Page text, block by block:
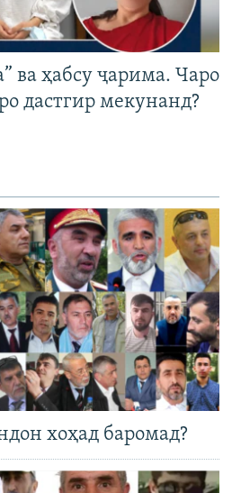
ва ҳабсу ҷарима. Чаро
дастгир мекунанд?
хоҳад баромад?